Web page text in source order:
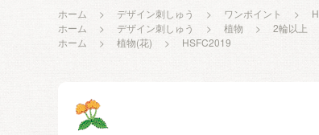
ホーム > デザイン刺しゅう > ワンポイント >
ホーム
> デザイン刺しゅう > 植物 > 2輪以上
ホーム
> 植物(花) > HSFC2019